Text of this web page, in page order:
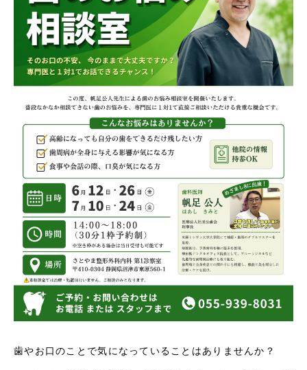
歯やお口のことで気になっていることはありませんか？